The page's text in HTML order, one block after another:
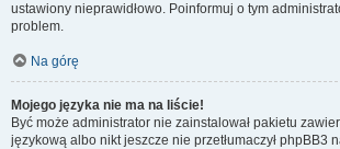
ustawiony nieprawidłowo. Poinformuj o tym
problem.
Na górę
Mojego języka nie ma na liście!
Być może administrator nie zainstalował pakietu
językową albo nikt jeszcze nie przetłumaczył phpBB3